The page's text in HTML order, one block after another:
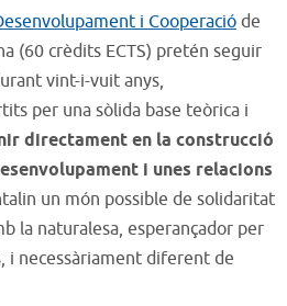
i Cooperació de
(60 crèdits ECTS) pretén seguir
vint-i-vuit anys,
per una sòlida base teòrica i
directament en la construcció
i unes relacions
un món possible de solidaritat
la naturalesa, esperançador per
i necessàriament diferent de